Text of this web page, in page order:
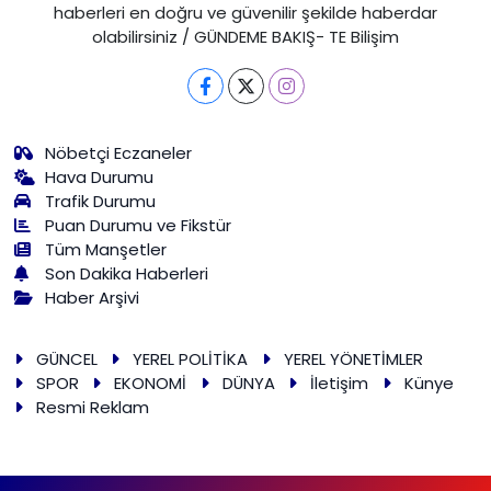
haberleri en doğru ve güvenilir şekilde haberdar
olabilirsiniz / GÜNDEME BAKIŞ- TE Bilişim
Nöbetçi Eczaneler
Hava Durumu
Trafik Durumu
Puan Durumu ve Fikstür
Tüm Manşetler
Son Dakika Haberleri
Haber Arşivi
GÜNCEL YEREL POLİTİKA
YEREL YÖNETİMLER
SPOR
EKONOMİ DÜNYA İletişim
Künye
Resmi Reklam